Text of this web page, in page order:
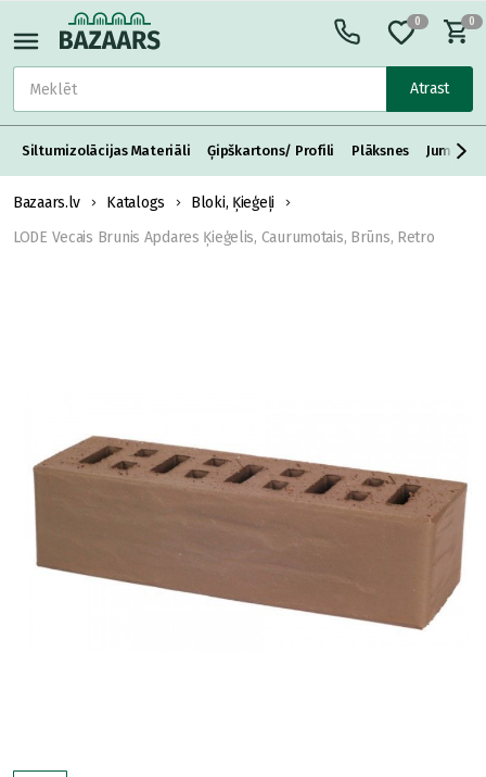
Atrast
0 0
Siltumizolācijas Materiāli Ģipškartons/ Profili Plāksnes Jumta
Bazaars.lv Katalogs
Bloki, Ķieģeļi
LODE Vecais Brunis Apdares Ķieģelis, Caurumotais, Brūns, Retro